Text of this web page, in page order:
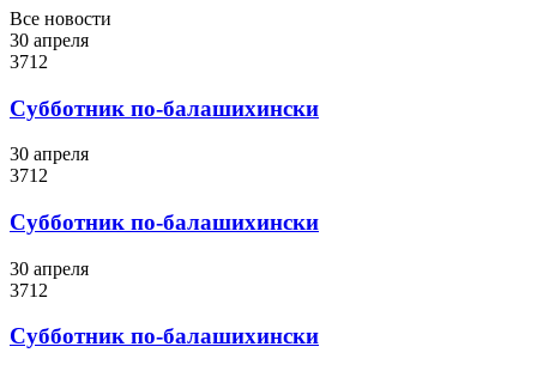
Все новости
30 апреля
3712
Субботник по-балашихински
30 апреля
3712
Субботник по-балашихински
30 апреля
3712
Субботник по-балашихински